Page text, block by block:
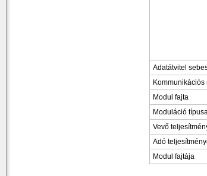
Adatátvitel
Modul fajta
Moduláció
Vevő
Adó
Modul fajtája